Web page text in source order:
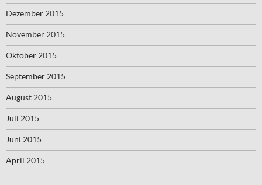
Dezember 2015
November 2015
Oktober 2015
September 2015
August 2015
Juli 2015
Juni 2015
April 2015